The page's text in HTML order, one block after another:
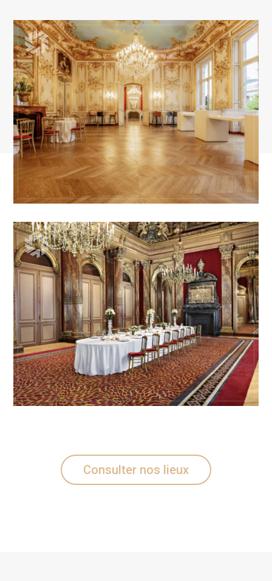
Consulter nos lieux